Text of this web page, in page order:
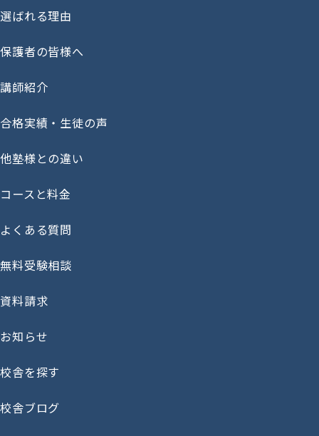
選ばれる理由
保護者の皆様へ
講師紹介
合格実績・生徒の声
他塾様との違い
コースと料金
よくある質問
無料受験相談
資料請求
お知らせ
校舎を探す
校舎ブログ